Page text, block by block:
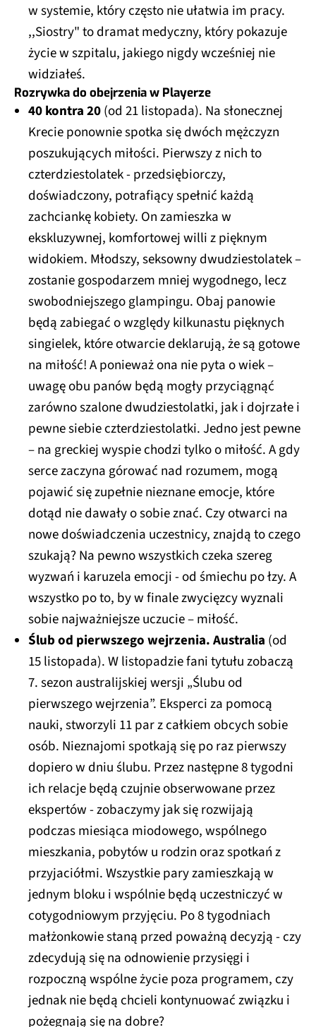
w systemie, który często nie ułatwia im pracy.
,,Siostry" to dramat medyczny, który pokazuje
życie w szpitalu, jakiego nigdy wcześniej nie
widziałeś.
Rozrywka do obejrzenia w Playerze
40 kontra 20(od 21 listopada). Na słonecznej
Krecie ponownie spotka się dwóch mężczyzn
poszukujących miłości. Pierwszy z nich to
czterdziestolatek - przedsiębiorczy,
doświadczony, potrafiący spełnić każdą
zachciankę kobiety. On zamieszka w
ekskluzywnej, komfortowej willi z pięknym
widokiem. Młodszy, seksowny dwudziestolatek –
zostanie gospodarzem mniej wygodnego, lecz
swobodniejszego glampingu. Obaj panowie
będą zabiegać o względy kilkunastu pięknych
singielek, które otwarcie deklarują, że są gotowe
na miłość! A ponieważ ona nie pyta o wiek –
uwagę obu panów będą mogły przyciągnąć
zarówno szalone dwudziestolatki, jak i dojrzałe i
pewne siebie czterdziestolatki. Jedno jest pewne
– na greckiej wyspie chodzi tylko o miłość. A gdy
serce zaczyna górować nad rozumem, mogą
pojawić się zupełnie nieznane emocje, które
dotąd nie dawały o sobie znać. Czy otwarci na
nowe doświadczenia uczestnicy, znajdą to czego
szukają? Na pewno wszystkich czeka szereg
wyzwań i karuzela emocji - od śmiechu po łzy. A
wszystko po to, by w finale zwycięzcy wyznali
sobie najważniejsze uczucie – miłość.
Ślub od pierwszego wejrzenia. Australia (od
15 listopada). W listopadzie fani tytułu zobaczą
7. sezon australijskiej wersji „Ślubu od
pierwszego wejrzenia”. Eksperci za pomocą
nauki, stworzyli 11 par z całkiem obcych sobie
osób. Nieznajomi spotkają się po raz pierwszy
dopiero w dniu ślubu. Przez następne 8 tygodni
ich relacje będą czujnie obserwowane przez
ekspertów - zobaczymy jak się rozwijają
podczas miesiąca miodowego, wspólnego
mieszkania, pobytów u rodzin oraz spotkań z
przyjaciółmi. Wszystkie pary zamieszkają w
jednym bloku i wspólnie będą uczestniczyć w
cotygodniowym przyjęciu. Po 8 tygodniach
małżonkowie staną przed poważną decyzją - czy
zdecydują się na odnowienie przysięgi i
rozpoczną wspólne życie poza programem, czy
jednak nie będą chcieli kontynuować związku i
pożegnają się na dobre?